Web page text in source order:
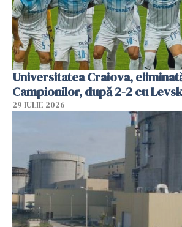
Universitatea Craiova,
Campionilor, după 2-2 cu
29 IULIE 2026